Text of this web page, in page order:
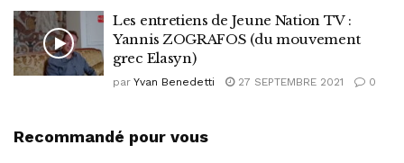
Les entretiens de Jeune Nation TV :
Yannis ZOGRAFOS (du mouvement
grec Elasyn)
par Yvan Benedetti 27 SEPTEMBRE 2021 0
Recommandé pour vous